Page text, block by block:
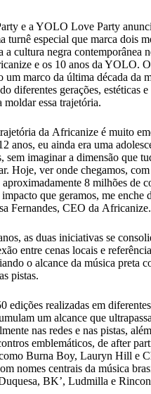
e a YOLO Love Party
turnê especial que marca dois
a cultura negra contemporânea
e os 10 anos da YOLO.
um marco da última década da
diferentes gerações, estéticas
moldar essa trajetória.
da Africanize é muito
anos, eu ainda era uma
sem imaginar a dimensão que
Hoje, ver onde chegamos,
aproximadamente 8 milhões de
que geramos, me enche
Fernandes, CEO da Africanize.
as duas iniciativas se
entre cenas locais e
o alcance da música preta
pistas.
edições realizadas em
um alcance que
nas redes e nas pistas,
emblemáticos, de after
Burna Boy, Lauryn Hill e
nomes centrais da música
BK’, Ludmilla e Rincon